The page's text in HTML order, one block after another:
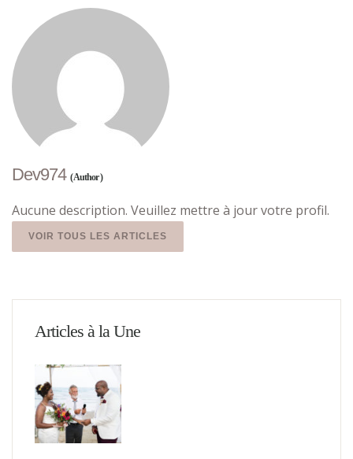
Dev974 ( Author )
Aucune description. Veuillez mettre à jour votre profil.
VOIR TOUS LES ARTICLES
Articles à la Une